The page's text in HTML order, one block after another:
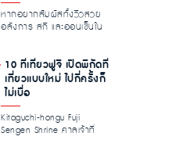
หากอยากสัมผัสทั้งวิวสวย
อลังการ สกี และออนเซ็นใน
10 ที่เที่ยวฟูจิ เปิดพิกัดที่
เที่ยวแบบใหม่ ไปกี่ครั้งก็
ไม่เบื่อ
Kitaguchi-hongu Fuji
Sengen Shrine ศาลเจ้าที่